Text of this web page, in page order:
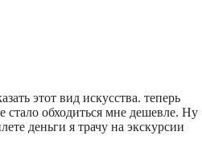
этот вид искусства. теперь
стало обходиться мне дешевле. Ну
деньги я трачу на экскурсии